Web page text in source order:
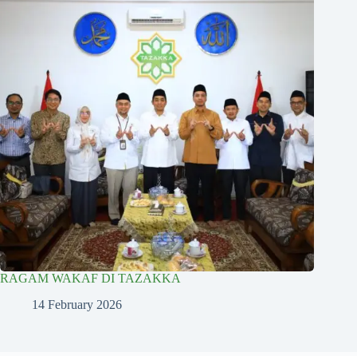
RAGAM WAKAF DI TAZAKKA
14 February 2026